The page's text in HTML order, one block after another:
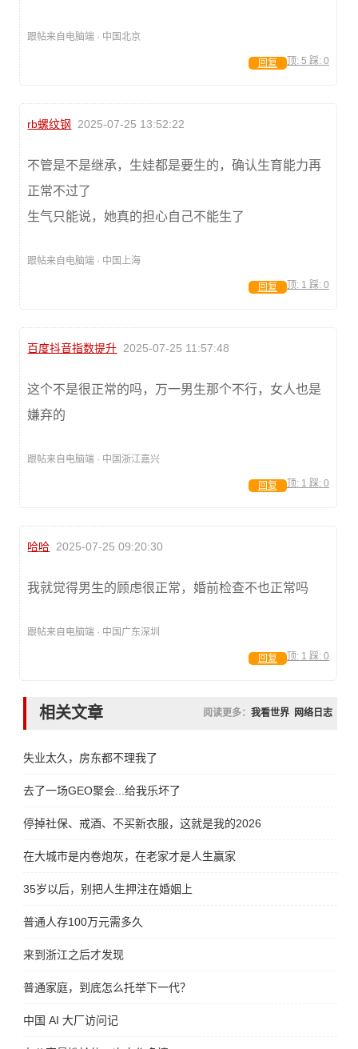
跟帖来自电脑端 · 中国北京
顶: 5 踩: 0
回复
rb螺纹钢 2025-07-25 13:52:22
不管是不是继承，生娃都是要生的，确认生育能力再
正常不过了
生气只能说，她真的担心自己不能生了
跟帖来自电脑端 · 中国上海
顶: 1 踩: 0
回复
百度抖音指数提升 2025-07-25 11:57:48
这个不是很正常的吗，万一男生那个不行，女人也是
嫌弃的
跟帖来自电脑端 · 中国浙江嘉兴
顶: 1 踩: 0
回复
哈哈 2025-07-25 09:20:30
我就觉得男生的顾虑很正常，婚前检查不也正常吗
跟帖来自电脑端 · 中国广东深圳
顶: 1 踩: 0
回复
相关文章 阅读更多： 我看世界 网络日志
失业太久，房东都不理我了
去了一场GEO聚会...给我乐坏了
停掉社保、戒酒、不买新衣服，这就是我的2026
在大城市是内卷炮灰，在老家才是人生赢家
35岁以后，别把人生押注在婚姻上
普通人存100万元需多久
来到浙江之后才发现
普通家庭，到底怎么托举下一代？
中国 AI 大厂访问记